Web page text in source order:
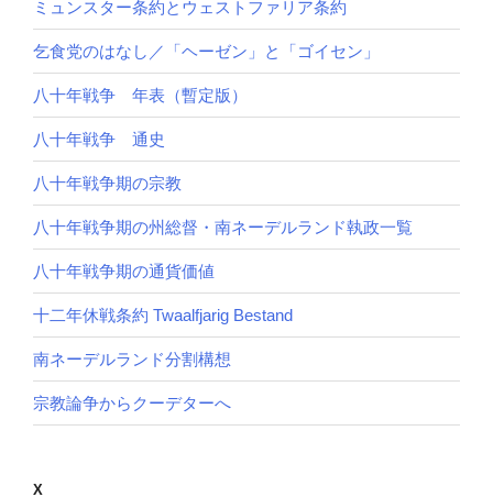
ミュンスター条約とウェストファリア条約
乞食党のはなし／「ヘーゼン」と「ゴイセン」
八十年戦争 年表（暫定版）
八十年戦争 通史
八十年戦争期の宗教
八十年戦争期の州総督・南ネーデルランド執政一覧
八十年戦争期の通貨価値
十二年休戦条約 Twaalfjarig Bestand
南ネーデルランド分割構想
宗教論争からクーデターへ
X